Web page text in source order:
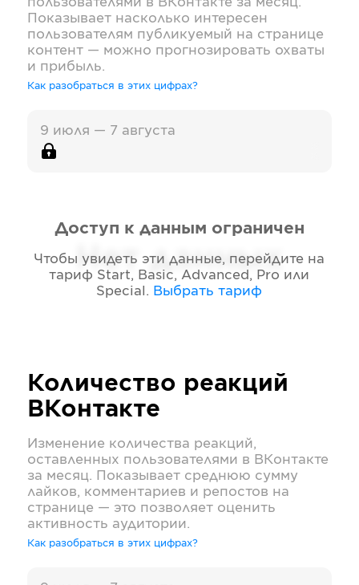
Показывает насколько интересен
пользователям публикуемый на странице
контент — можно прогнозировать охваты
и прибыль.
Как разобраться в этих цифрах?
9 июля — 7 августа
Нет данных
Доступ к данным ограничен
Чтобы увидеть эти данные, перейдите на
тариф Start, Basic, Advanced, Pro или
Special . Выбрать тариф
Количество реакций
ВКонтакте
Изменение количества реакций,
оставленных пользователями в ВКонтакте
за месяц. Показывает среднюю сумму
лайков, комментариев и репостов на
странице — это позволяет оценить
активность аудитории.
Как разобраться в этих цифрах?